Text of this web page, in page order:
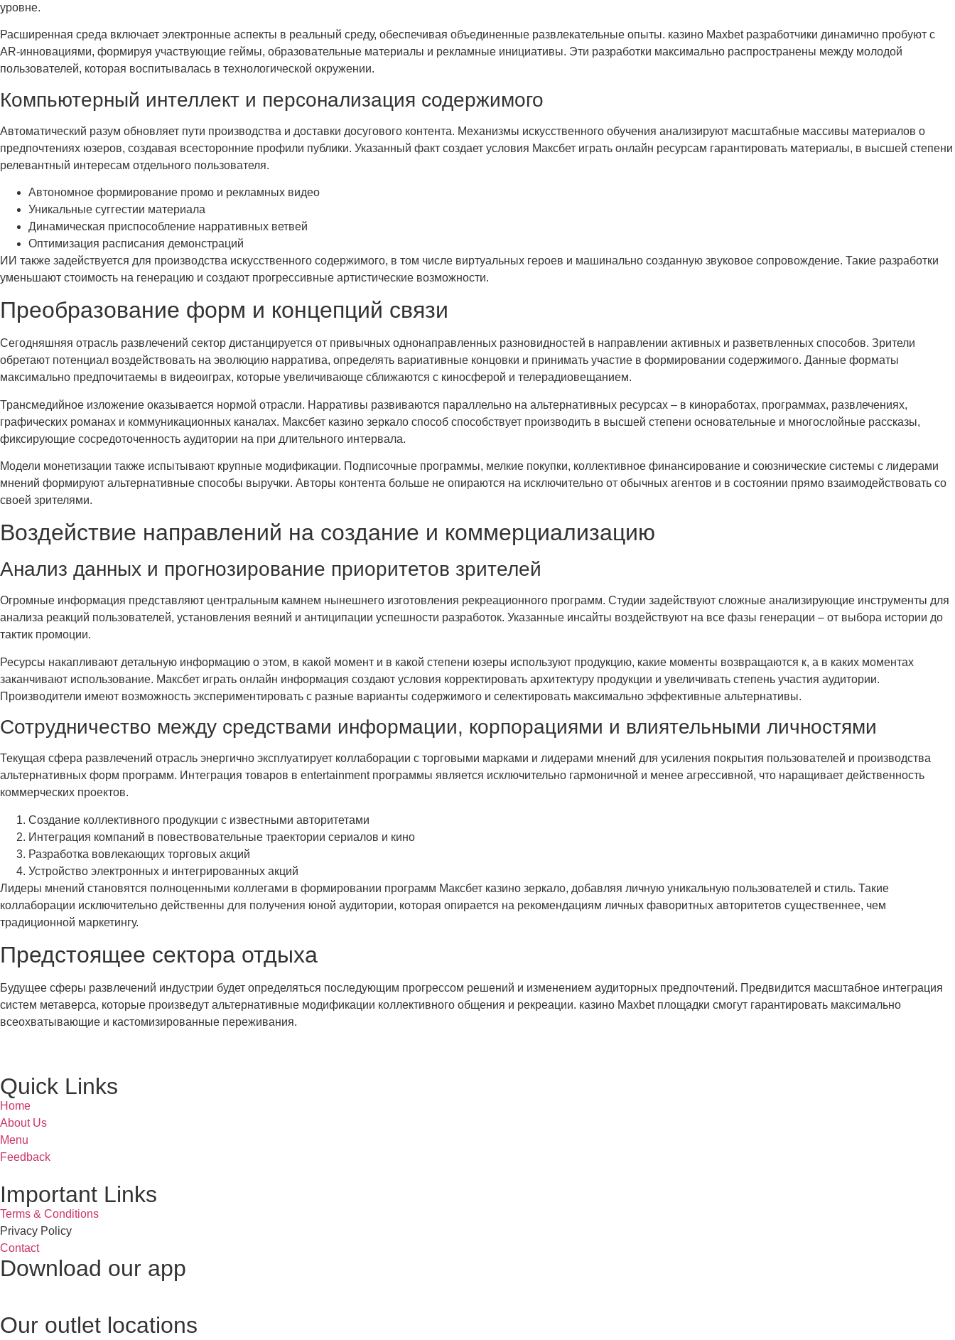
уровне.
Расширенная среда включает электронные аспекты в реальный среду, обеспечивая объединенные развлекательные опыты. казино Maxbet разработчики динамично пробуют с
AR-инновациями, формируя участвующие геймы, образовательные материалы и рекламные инициативы. Эти разработки максимально распространены между молодой
пользователей, которая воспитывалась в технологической окружении.
Компьютерный интеллект и персонализация содержимого
Автоматический разум обновляет пути производства и доставки досугового контента. Механизмы искусственного обучения анализируют масштабные массивы материалов о
предпочтениях юзеров, создавая всесторонние профили публики. Указанный факт создает условия Максбет играть онлайн ресурсам гарантировать материалы, в высшей степени
релевантный интересам отдельного пользователя.
Автономное формирование промо и рекламных видео
Уникальные суггестии материала
Динамическая приспособление нарративных ветвей
Оптимизация расписания демонстраций
ИИ также задействуется для производства искусственного содержимого, в том числе виртуальных героев и машинально созданную звуковое сопровождение. Такие разработки
уменьшают стоимость на генерацию и создают прогрессивные артистические возможности.
Преобразование форм и концепций связи
Сегодняшняя отрасль развлечений сектор дистанцируется от привычных однонаправленных разновидностей в направлении активных и разветвленных способов. Зрители
обретают потенциал воздействовать на эволюцию нарратива, определять вариативные концовки и принимать участие в формировании содержимого. Данные форматы
максимально предпочитаемы в видеоиграх, которые увеличивающе сближаются с киносферой и телерадиовещанием.
Трансмедийное изложение оказывается нормой отрасли. Нарративы развиваются параллельно на альтернативных ресурсах – в киноработах, программах, развлечениях,
графических романах и коммуникационных каналах. Максбет казино зеркало способ способствует производить в высшей степени основательные и многослойные рассказы,
фиксирующие сосредоточенность аудитории на при длительного интервала.
Модели монетизации также испытывают крупные модификации. Подписочные программы, мелкие покупки, коллективное финансирование и союзнические системы с лидерами
мнений формируют альтернативные способы выручки. Авторы контента больше не опираются на исключительно от обычных агентов и в состоянии прямо взаимодействовать со
своей зрителями.
Воздействие направлений на создание и коммерциализацию
Анализ данных и прогнозирование приоритетов зрителей
Огромные информация представляют центральным камнем нынешнего изготовления рекреационного программ. Студии задействуют сложные анализирующие инструменты для
анализа реакций пользователей, установления веяний и антиципации успешности разработок. Указанные инсайты воздействуют на все фазы генерации – от выбора истории до
тактик промоции.
Ресурсы накапливают детальную информацию о этом, в какой момент и в какой степени юзеры используют продукцию, какие моменты возвращаются к, а в каких моментах
заканчивают использование. Максбет играть онлайн информация создают условия корректировать архитектуру продукции и увеличивать степень участия аудитории.
Производители имеют возможность экспериментировать с разные варианты содержимого и селектировать максимально эффективные альтернативы.
Сотрудничество между средствами информации, корпорациями и влиятельными личностями
Текущая сфера развлечений отрасль энергично эксплуатирует коллаборации с торговыми марками и лидерами мнений для усиления покрытия пользователей и производства
альтернативных форм программ. Интеграция товаров в entertainment программы является исключительно гармоничной и менее агрессивной, что наращивает действенность
коммерческих проектов.
Создание коллективного продукции с известными авторитетами
Интеграция компаний в повествовательные траектории сериалов и кино
Разработка вовлекающих торговых акций
Устройство электронных и интегрированных акций
Лидеры мнений становятся полноценными коллегами в формировании программ Максбет казино зеркало, добавляя личную уникальную пользователей и стиль. Такие
коллаборации исключительно действенны для получения юной аудитории, которая опирается на рекомендациям личных фаворитных авторитетов существеннее, чем
традиционной маркетингу.
Предстоящее сектора отдыха
Будущее сферы развлечений индустрии будет определяться последующим прогрессом решений и изменением аудиторных предпочтений. Предвидится масштабное интеграция
систем метаверса, которые произведут альтернативные модификации коллективного общения и рекреации. казино Maxbet площадки смогут гарантировать максимально
всеохватывающие и кастомизированные переживания.
Quick Links
Home
About Us
Menu
Feedback
Important Links
Terms & Conditions
Privacy Policy
Contact
Download our app
Our outlet locations